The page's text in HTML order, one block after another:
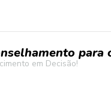
para
em Decisão!